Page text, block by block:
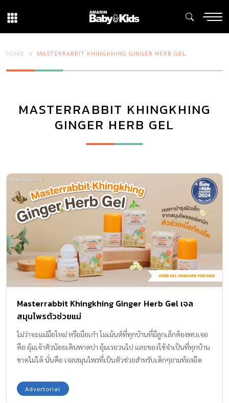
HOME MASTERRABBIT KHINGKHING GINGER HERB GEL
MASTERRABBIT KHINGKHING
GINGER HERB GEL
Masterrabbit Khingkhing Ginger Herb Gel เจล
สมุนไพรตัวช่วยแม่
ไม่ว่าจะแม่มือใหม่ หรือมือเก๋า โมเม้นต์ที่ทุกบ้านที่มีลูกเล็กต้องพบเจอ
คือ อุ้มเจ้าตัวน้อยเดินพาดบ่า อุ้มเรอวนไป และของใช้จำเป็นที่ทุกบ้าน
ขาดไม่ได้ นั่นคือ เจลสมุนไพรที่เป็นตัวช่วยสำหรับเด็กๆยามท้องอืด
ค่ะ Masterrabbit Khingkhing Ginger Herb Gel (มาสเตอร์แรบบิท
ขิงขิงจิงเจอร์เฮิร์บเจล) เจลทาบำรุงผิวสำหรับเด็กสูตรอ่อนโยน ที่มีส่วน
Advertorial